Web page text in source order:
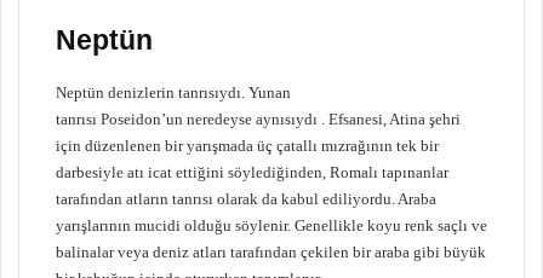
Neptün
Neptün denizlerin tanrısıydı. Yunan
tanrısı Poseidon’un neredeyse aynısıydı . Efsanesi, Atina şehri
için düzenlenen bir yarışmada üç çatallı mızrağının tek bir
darbesiyle atı icat ettiğini söylediğinden, Romalı tapınanlar
tarafından atların tanrısı olarak da kabul ediliyordu. Araba
yarışlarının mucidi olduğu söylenir. Genellikle koyu renk saçlı ve
balinalar veya deniz atları tarafından çekilen bir araba gibi büyük